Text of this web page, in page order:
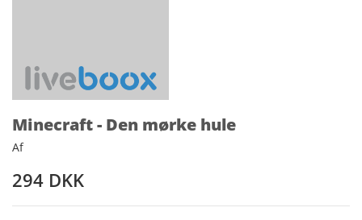
Minecraft - Den mørke hule
Af
294 DKK